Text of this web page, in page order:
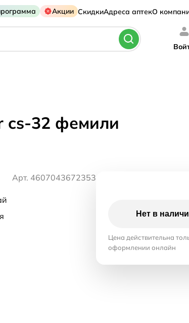
Акции СкидкиАдреса аптекО
cs-32 фемили
Арт. 4607043672353
Нет в
Цена действительна
оформлении онлайн